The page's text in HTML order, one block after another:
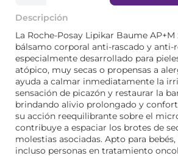
Descripción
La Roche-Posay Lipikar Baume
bálsamo corporal anti-rascado y anti-
especialmente desarrollado para
atópico, muy secas o propensas a
ayuda a calmar inmediatamente la
sensación de picazón y restaurar la
brindando alivio prolongado y confort
su acción reequilibrante sobre el
contribuye a espaciar los brotes de
molestias asociadas. Apto para
incluso personas en tratamiento